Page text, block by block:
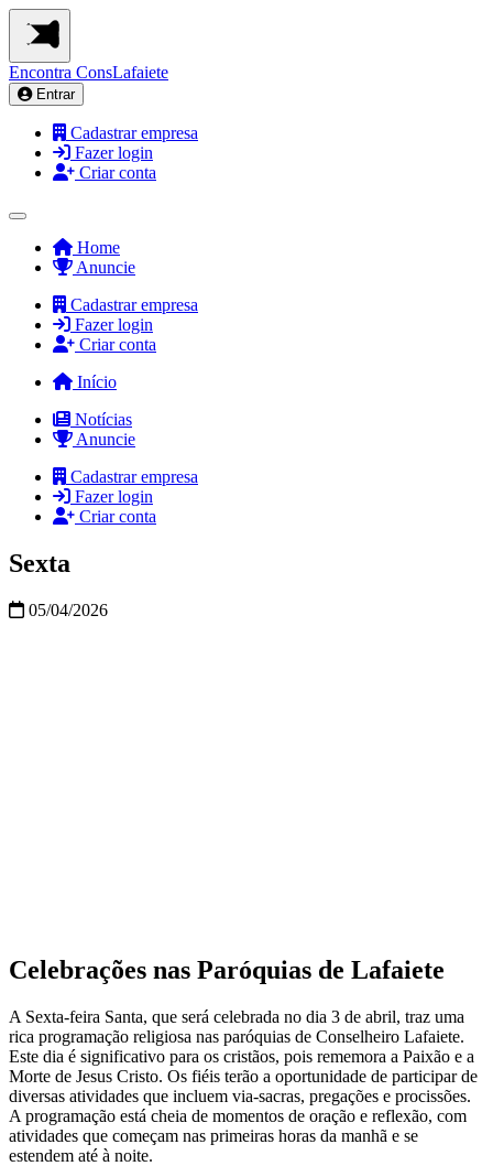
Encontra ConsLafaiete
Entrar
Cadastrar empresa
Fazer login
Criar conta
Home
Anuncie
Cadastrar empresa
Fazer login
Criar conta
Início
Notícias
Anuncie
Cadastrar empresa
Fazer login
Criar conta
Sexta
05/04/2026
Celebrações nas Paróquias de Lafaiete
A Sexta-feira Santa, que será celebrada no dia 3 de abril, traz uma
rica programação religiosa nas paróquias de Conselheiro Lafaiete.
Este dia é significativo para os cristãos, pois rememora a Paixão e a
Morte de Jesus Cristo. Os fiéis terão a oportunidade de participar de
diversas atividades que incluem via-sacras, pregações e procissões.
A programação está cheia de momentos de oração e reflexão, com
atividades que começam nas primeiras horas da manhã e se
estendem até à noite.